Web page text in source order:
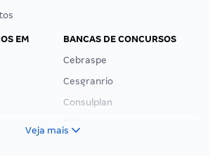
EM
BANCAS DE CONCURSOS
Cebraspe
Cesgranrio
Consulplan
Veja mais